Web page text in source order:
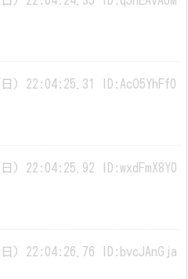
) 22:04:25.31 ID:AcO5YhFf0
) 22:04:25.92 ID:wxdFmX8Y0
) 22:04:26.76 ID:bvcJAnGja